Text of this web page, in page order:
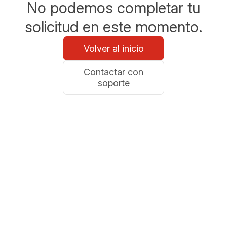
No podemos completar tu
solicitud en este momento.
Volver al inicio
Contactar con
soporte